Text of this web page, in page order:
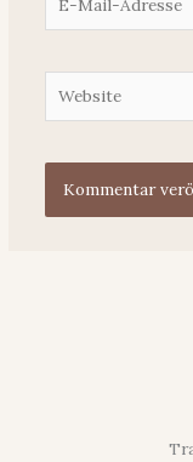
Mail-
Adresse